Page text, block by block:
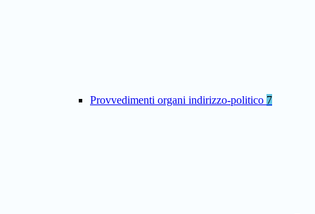
Provvedimenti organi indirizzo-politico 7